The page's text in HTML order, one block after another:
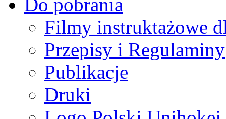
Filmy instruktażowe
Przepisy i Regulaminy
Publikacje
Druki